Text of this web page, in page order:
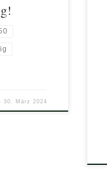
30. März 2024